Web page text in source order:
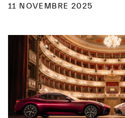
11 NOVEMBRE 2025